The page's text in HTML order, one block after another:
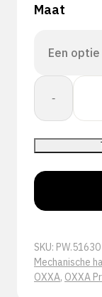
Maat
-
OXXA®
Mech
51-
630
handschoen
aantal
SKU: PW.51630
Mechanische
OXXA, OXXA